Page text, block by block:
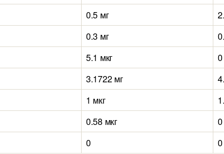
0.5 мг
0.3 мг
5.1 мкг
0
3.1722 мг
1 мкг
0.58 мкг
0
0
0